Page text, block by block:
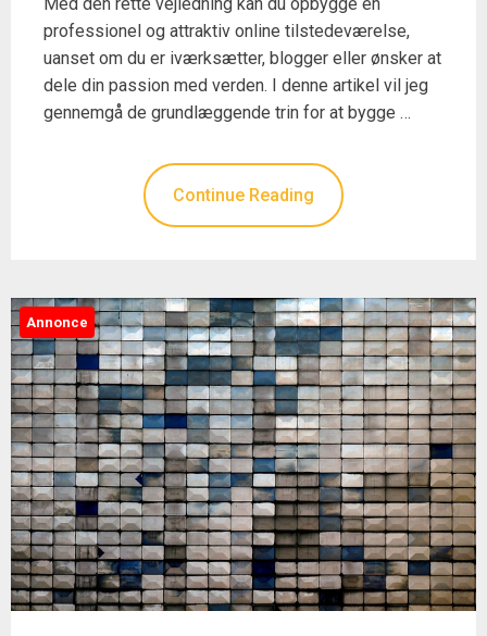
professionel og attraktiv online tilstedeværelse,
uanset om du er iværksætter, blogger eller ønsker at
dele din passion med verden. I denne artikel vil jeg
gennemgå de grundlæggende trin for at bygge …
Continue Reading
Annonce